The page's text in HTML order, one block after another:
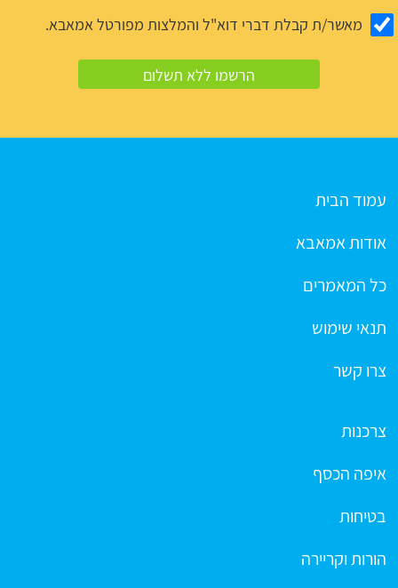
מאשר/ת קבלת דברי דוא"ל והמלצות מפורטל אמאבא.
עמוד הבית
אודות אמאבא
כל המאמרים
תנאי שימוש
צרו קשר
צרכנות
איפה הכסף
בטיחות
הורות וקריירה